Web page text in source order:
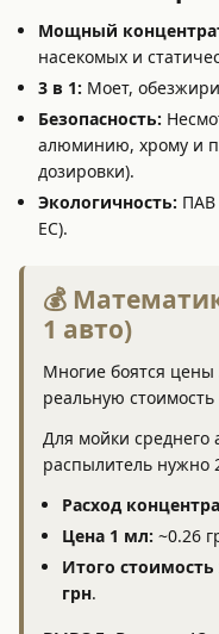
Мощный
насекомых и
3 в 1: Моет,
Безопасность:
алюминию, хрому и
дозировки).
Экологичность: ПАВ
ЕС).
💰
1 авто)
Многие боятся цены
реальную
Для мойки среднего
распылитель нужно
Расход
Цена 1 мл: ~0.26
Итого
грн.